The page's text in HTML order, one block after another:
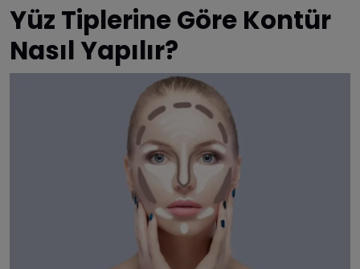
Yüz Tiplerine Göre Kontür
Nasıl Yapılır?